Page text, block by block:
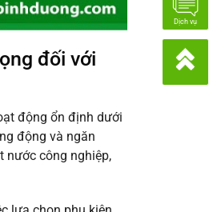
đối với
động ổn định dưới
động và ngăn
nước công nghiệp,
Dịch vụ